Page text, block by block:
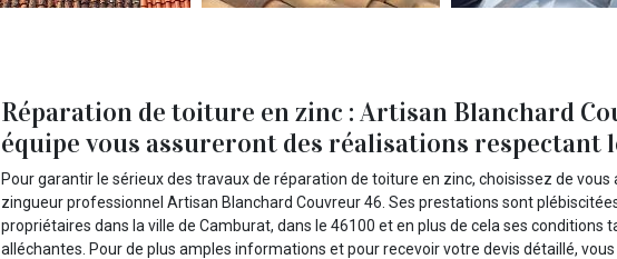
Réparation de toiture en zinc : Artisan Blanchard
équipe vous assureront des réalisations respectant
Pour garantir le sérieux des travaux de réparation de toiture en zinc, choisissez de vous
zingueur professionnel Artisan Blanchard Couvreur 46. Ses prestations sont
propriétaires dans la ville de Camburat, dans le 46100 et en plus de cela ses conditions
alléchantes. Pour de plus amples informations et pour recevoir votre devis détaillé,